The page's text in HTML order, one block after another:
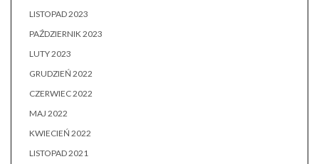
LISTOPAD 2023
PAŹDZIERNIK 2023
LUTY 2023
GRUDZIEŃ 2022
CZERWIEC 2022
MAJ 2022
KWIECIEŃ 2022
LISTOPAD 2021